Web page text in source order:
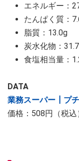
エネルギー：
たんぱく質：
脂質：13.0g
炭水化物：
食塩相当量：
DATA
業務スーパー┃プ
価格：508円（税込